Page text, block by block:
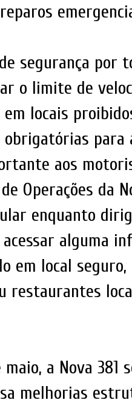
segurança por
o limite de
locais
obrigatórias para
aos
Operações da
enquanto
acessar alguma
em local
restaurantes
a Nova 381
melhorias